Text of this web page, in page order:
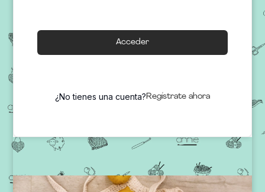
Acceder
¿No tienes una cuenta?Regístrate ahora